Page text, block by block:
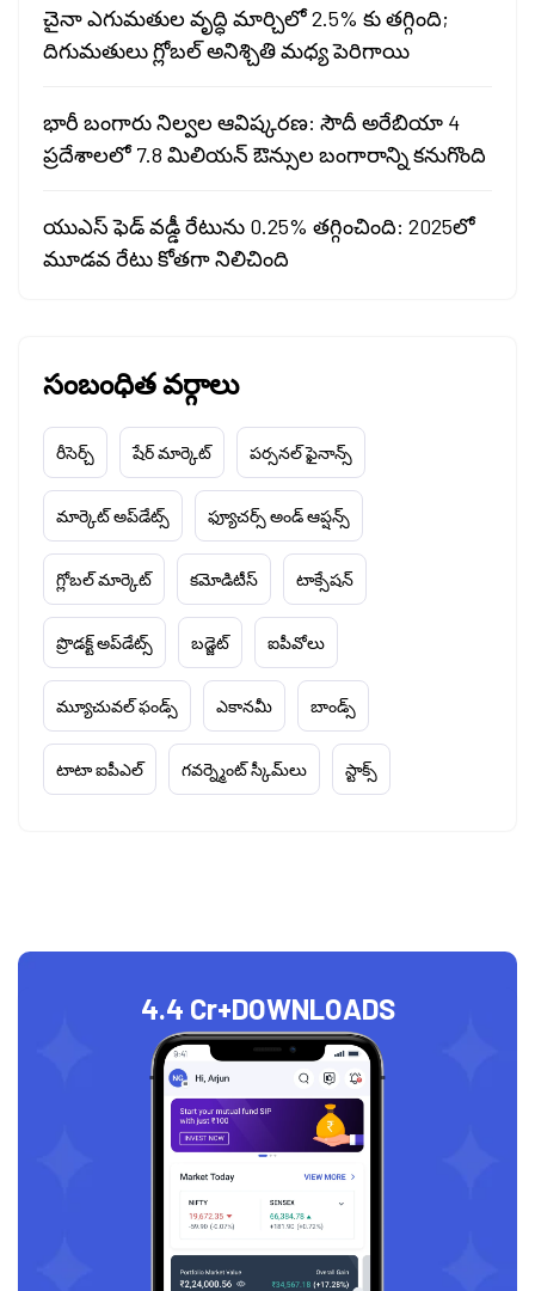
చైనా ఎగుమతుల వృద్ధి మార్చిలో 2.5% కు తగ్గింది;
దిగుమతులు గ్లోబల్ అనిశ్చితి మధ్య పెరిగాయి
భారీ బంగారు నిల్వల ఆవిష్కరణ: సౌదీ అరేబియా 4
ప్రదేశాలలో 7.8 మిలియన్ ఔన్సుల బంగారాన్ని కనుగొంది
యుఎస్ ఫెడ్ వడ్డీ రేటును 0.25% తగ్గించింది: 2025లో
మూడవ రేటు కోతగా నిలిచింది
సంబంధిత వర్గాలు
రీసెర్చ్ షేర్ మార్కెట్ పర్సనల్ ఫైనాన్స్
మార్కెట్ అప్‌డేట్స్ ఫ్యూచర్స్ అండ్ ఆప్షన్స్
గ్లోబల్ మార్కెట్ కమోడిటీస్ టాక్సేషన్
ప్రొడక్ట్ అప్‌డేట్స్ బడ్జెట్ ఐపీవోలు
మ్యూచువల్ ఫండ్స్ ఎకానమీ బాండ్స్
టాటా ఐపీఎల్ గవర్న్మెంట్ స్కీమ్‌లు స్టాక్స్
4.4 Cr+DOWNLOADS